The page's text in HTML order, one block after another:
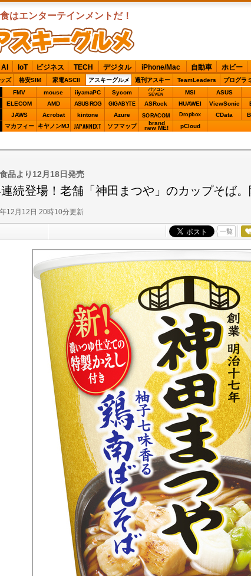
はエンターテインメントだ！
ルメ
AI IoT ビジネス TECH デジタル iPhone/Mac 自動車 ホビー
ズ 格安SIM 家電ASCII アスキーグルメ 週刊アスキー TeamLeaders プログラ
FMV mouse iiyamaPC Sycom
パソコン
SEVEN
MSI ASUS
ELECOM AMD ASUS ROG GIGABYTE ASRock HUAWEI ViewSonic
JAWS Acrobat kintone Azure SORACOM Dropbox CData
マカフィー キヤノンMJ JAPANNEXT ソフマップ brand
new ME! pCloud
品より12月18日発売
続登場！老舗「神田まつや」のカップそば
12月12日 20時10分更新
一覧